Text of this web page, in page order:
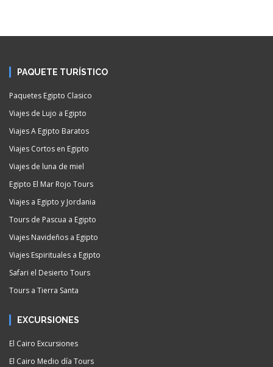
PAQUETE TURÍSTICO
Paquetes Egipto Clasico
Viajes de Lujo a Egipto
Viajes A Egipto Baratos
Viajes Cortos en Egipto
Viajes de luna de miel
Egipto El Mar Rojo Tours
Viajes a Egipto y Jordania
Tours de Pascua a Egipto
Viajes Navideños a Egipto
Viajes Espirituales a Egipto
Safari el Desierto Tours
Tours a Tierra Santa
EXCURSIONES
El Cairo Excursiones
El Cairo Medio día Tours